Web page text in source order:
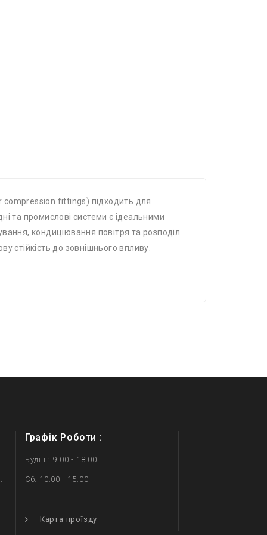
compression fittings) підходить для
та промислові системи є ідеальними
кондиціювання повітря та розподіл
стійкість до зовнішнього впливу.
Графік Роботи :
Будні : 9:00 - 18:00
Сб: 10:00 - 15:00
Карта проїзду